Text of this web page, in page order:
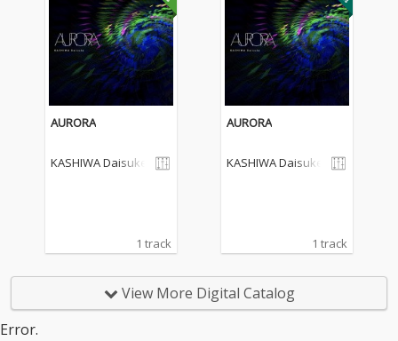
AURORA
KASHIWA Daisuke
1 track
AURORA
KASHIWA Daisuke
1 track
View More Digital Catalog
Error.